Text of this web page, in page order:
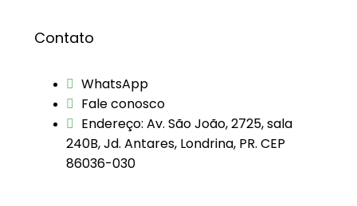
Contato
WhatsApp
Fale conosco
Endereço: Av. São João, 2725, sala
240B, Jd. Antares, Londrina, PR. CEP
86036-030